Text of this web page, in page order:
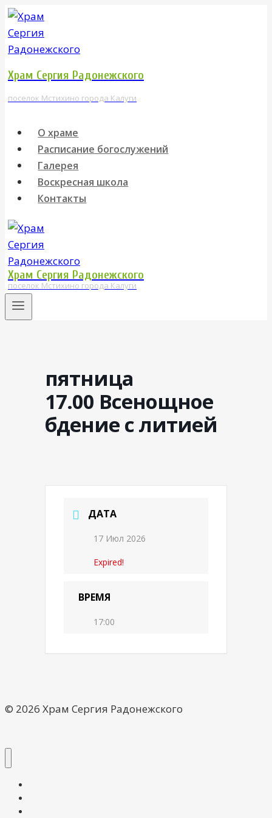
Перейти
к
содержимому
Храм Сергия Радонежского
поселок Мстихино города Калуги
О храме
Расписание богослужений
Галерея
Воскресная школа
Контакты
Храм Сергия Радонежского
поселок Мстихино города Калуги
пятница
17.00 Всенощное
бдение с литией
ДАТА
17 Июл 2026
Expired!
ВРЕМЯ
17:00
© 2026 Храм Сергия Радонежского